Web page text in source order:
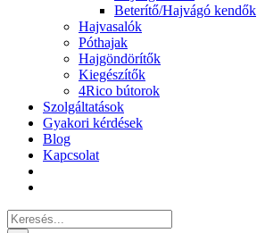
Beterítő/Hajvágó kendők
Hajvasalók
Póthajak
Hajgöndörítők
Kiegészítők
4Rico bútorok
Szolgáltatások
Gyakori kérdések
Blog
Kapcsolat
Keresés...